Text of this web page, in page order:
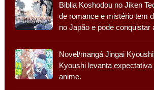
Biblia Koshodou no Jiken
de romance e mistério tem
no Japão e pode conquistar
Novel/mangá Jingai
Kyoushi levanta
anime.